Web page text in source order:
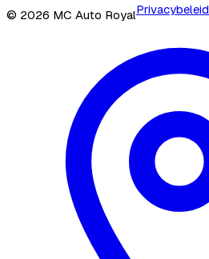
© 2026 MC Auto RoyalPrivacybeleid